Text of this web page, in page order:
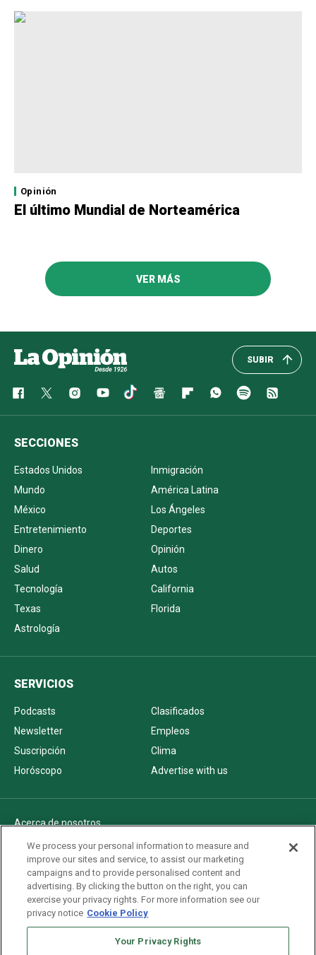
Opinión
El último Mundial de Norteamérica
VER MÁS
SUBIR
SECCIONES
Estados Unidos
Inmigración
Mundo
América Latina
México
Los Ángeles
Entretenimiento
Deportes
Dinero
Opinión
Salud
Autos
Tecnología
California
Texas
Florida
Astrología
SERVICIOS
Podcasts
Clasificados
Newsletter
Empleos
Suscripción
Clima
Horóscopo
Advertise with us
Acerca de nosotros
Politica de privacidad
Pautas Editoriales
AdChoices
Advertise with us
Newsletters
We process your personal information to measure and
improve our sites and service, to assist our marketing
campaigns and to provide personalised content and
advertising. By clicking the button on the right, you can
exercise your privacy rights. For more information see our
privacy notice Cookie Policy
Your Privacy Rights